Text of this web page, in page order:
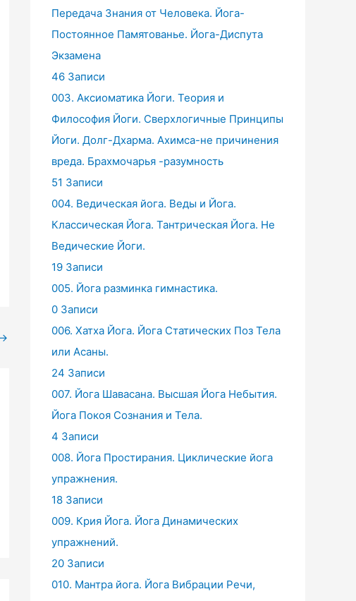
Передача Знания от Человека. Йога-
Постоянное Памятованье. Йога-Диспута
Экзамена
46 Записи
003. Аксиоматика Йоги. Теория и
Философия Йоги. Сверхлогичные Принципы
Йоги. Долг-Дхарма. Ахимса-не причинения
вреда. Брахмочарья -разумность
51 Записи
004. Ведическая йога. Веды и Йога.
Классическая Йога. Тантрическая Йога. Не
Ведические Йоги.
19 Записи
005. Йога разминка гимнастика.
0 Записи
006. Хатха Йога. Йога Статических Поз Тела
или Асаны.
24 Записи
007. Йога Шавасана. Высшая Йога Небытия.
Йога Покоя Сознания и Тела.
4 Записи
008. Йога Простирания. Циклические йога
упражнения.
18 Записи
009. Крия Йога. Йога Динамических
упражнений.
20 Записи
010. Мантра йога. Йога Вибрации Речи,